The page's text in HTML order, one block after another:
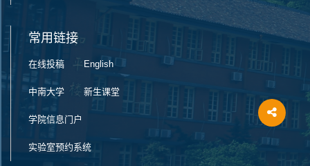
常用链接
在线投稿 English
中南大学 新生课堂
学院信息门户
实验室预约系统